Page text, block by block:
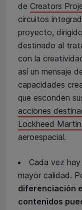
de Creators
circuitos
proyecto,
destinado al
con la
así un mensaje
capacidades
que esconden
acciones
Lockheed Martin
aeroespacial.
Cada vez
mayor calidad.
diferenciación
contenidos